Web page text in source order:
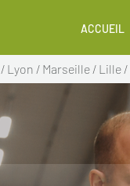
ACCUEIL
Lyon / Marseille / Lille /